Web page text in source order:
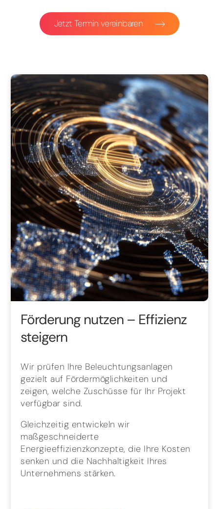
Jetzt Termin vereinbaren
Förderung nutzen – Effizienz
steigern
Wir prüfen Ihre Beleuchtungsanlagen
gezielt auf Fördermöglichkeiten und
zeigen, welche Zuschüsse für Ihr Projekt
verfügbar sind.
Gleichzeitig entwickeln wir
maßgeschneiderte
Energieeffizienzkonzepte, die Ihre Kosten
senken und die Nachhaltigkeit Ihres
Unternehmens stärken.